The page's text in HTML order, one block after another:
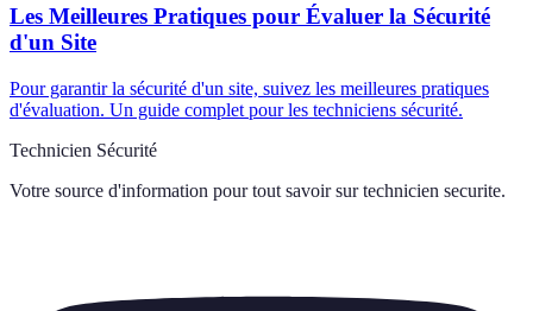
Les Meilleures Pratiques pour Évaluer la Sécurité
d'un Site
Pour garantir la sécurité d'un site, suivez les meilleures pratiques
d'évaluation. Un guide complet pour les techniciens sécurité.
Technicien Sécurité
Votre source d'information pour tout savoir sur technicien securite.